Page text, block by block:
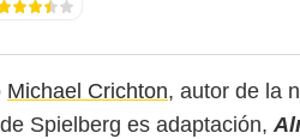
Michael Crichton, autor de la
Spielberg es adaptación,